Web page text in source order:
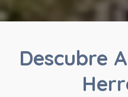
Descubre